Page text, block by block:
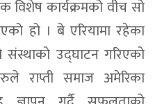
विशेष कार्यक्रमको वीच सो
हो । बे एरियामा रहेका
संस्थाको उद्घाटन गरिएको
राप्ती समाज अमेरिका